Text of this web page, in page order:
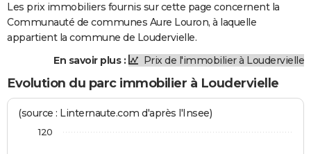
Les prix immobiliers fournis sur cette page concernent la
Communauté de communes Aure Louron, à laquelle
appartient la commune de Loudervielle.
En savoir plus :
Prix de l'immobilier à Loudervielle
Evolution du parc immobilier à Loudervielle
(source : Linternaute.com d'après l'Insee)
120